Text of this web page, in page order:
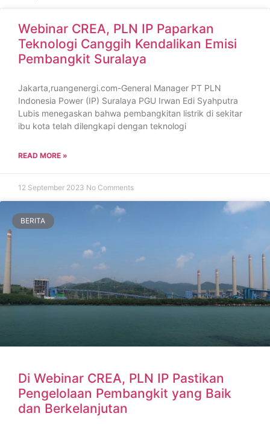
Webinar CREA, PLN IP Paparkan
Teknologi Canggih Kendalikan Emisi
Pembangkit Suralaya
Jakarta,ruangenergi.com-General Manager PT PLN
Indonesia Power (IP) Suralaya PGU Irwan Edi Syahputra
Lubis menegaskan bahwa pembangkitan listrik di sekitar
ibu kota telah dilengkapi dengan teknologi
READ MORE »
12 September 2023 No Comments
BERITA
Di Webinar CREA, PLN IP Pastikan
Pengelolaan Pembangkit yang Baik
dan Berkelanjutan